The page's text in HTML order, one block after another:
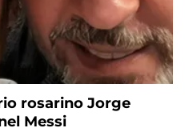
rosarino Jorge
Messi